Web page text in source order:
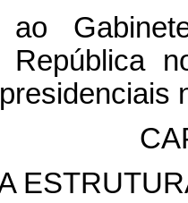
República